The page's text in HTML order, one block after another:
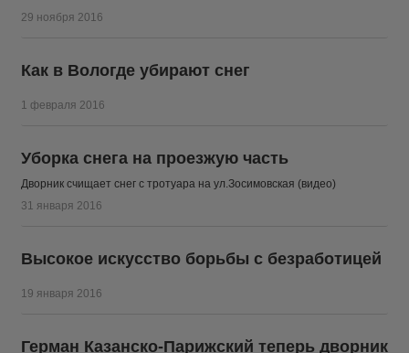
29 ноября 2016
Как в Вологде убирают снег
1 февраля 2016
Уборка снега на проезжую часть
Дворник счищает снег с тротуара на ул.Зосимовская (видео)
31 января 2016
Высокое искусство борьбы с безработицей
19 января 2016
Герман Казанско-Парижский теперь дворник